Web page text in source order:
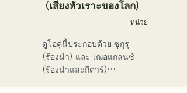
(เสียงหัวเราะของโลก)
หน่วย
ดูโอคู่นี้ประกอบด้วย ซูกุรุ
(ร้องนำ) และ เฌอแกลนซ์
(ร้องนำและกีตาร์)